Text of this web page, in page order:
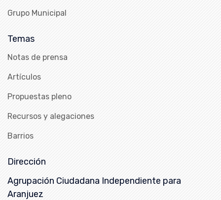
Grupo Municipal
Temas
Notas de prensa
Artículos
Propuestas pleno
Recursos y alegaciones
Barrios
Dirección
Agrupación Ciudadana Independiente para
Aranjuez